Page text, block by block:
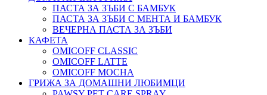
ПАСТА ЗА ЗЪБИ С БАМБУК
ПАСТА ЗА ЗЪБИ С МЕНТА И БАМБУК
ВЕЧЕРНА ПАСТА ЗА ЗЪБИ
КАФЕТА
OMICOFF CLASSIC
OMICOFF LATTE
OMICOFF MOCHA
ГРИЖА ЗА ДОМАШНИ ЛЮБИМЦИ